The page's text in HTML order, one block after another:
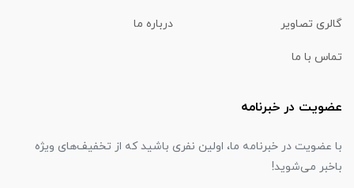
گالری تصاویر درباره ما
تماس با ما
عضویت در خبرنامه
با عضویت در خبرنامه ما، اولین نفری باشید که از تخفیف‌های ویژه
باخبر می‌شوید!